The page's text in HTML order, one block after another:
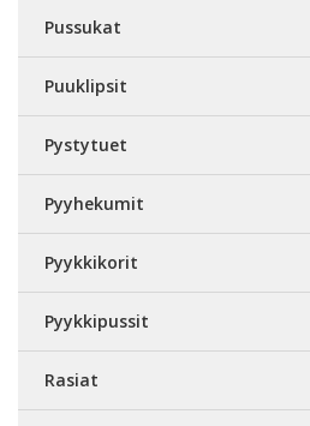
Pussukat
Puuklipsit
Pystytuet
Pyyhekumit
Pyykkikorit
Pyykkipussit
Rasiat